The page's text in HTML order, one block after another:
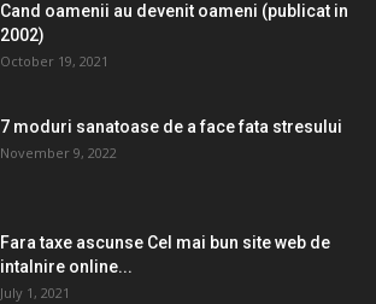
Cand oamenii au devenit oameni (publicat in
2002)
October 19, 2021
7 moduri sanatoase de a face fata stresului
November 9, 2022
Fara taxe ascunse Cel mai bun site web de
intalnire online...
July 1, 2021